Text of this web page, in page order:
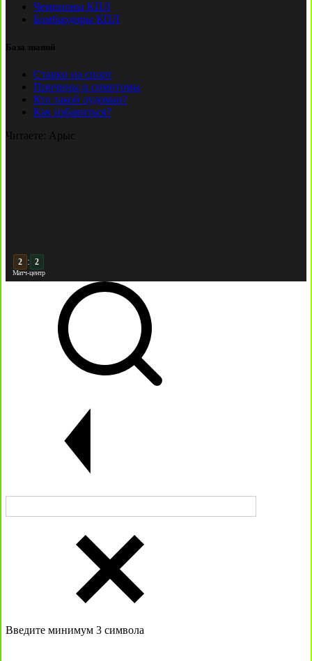
Чемпионы КПЛ
Бомбардиры КПЛ
База знаний
Ставки на спорт
Причины и симптомы
Кто такой лудоман?
Как избавиться?
Читаете: Арыс
3 :
Матч-центр
Введите минимум 3 символа